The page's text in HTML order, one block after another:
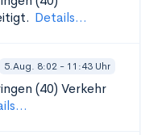
Details...
5.Aug. 8:02 - 11:43 Uhr
(40) Verkehr